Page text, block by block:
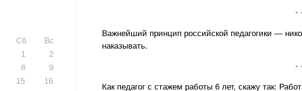
Сб
Вс
1
2
8
9
15
16
•
Важнейший принцип российской педагогики —
наказывать.
•
Как педагог с стажем работы 6 лет, скажу так: